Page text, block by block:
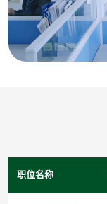
职位名称